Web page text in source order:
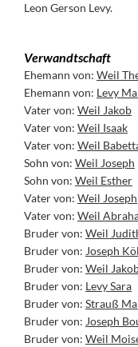
Leon Gerson Levy.
Verwandtschaft
Ehemann von: Weil
Ehemann von: Levy
Vater von: Weil Jakob
Vater von: Weil Isaak
Vater von: Weil
Sohn von: Weil Joseph
Sohn von: Weil Esther
Vater von: Weil Joseph
Vater von: Weil
Bruder von: Weil
Bruder von: Joseph
Bruder von: Weil
Bruder von: Levy Sara
Bruder von: Strauß
Bruder von: Joseph
Bruder von: Weil